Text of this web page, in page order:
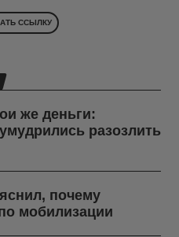
ССЫЛКУ
же деньги:
разозлить
почему
мобилизации